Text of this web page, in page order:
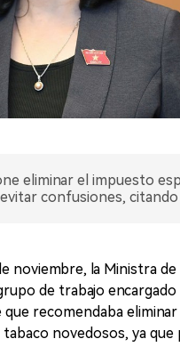
eliminar el impuesto
confusiones, citando
noviembre, la Ministra
de trabajo
recomendaba
novedosos, ya